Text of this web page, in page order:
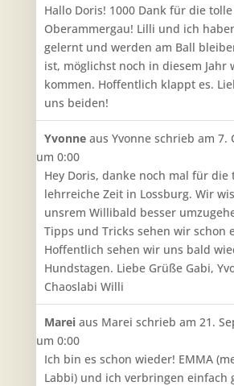
Hallo Doris! 1000 Dank für die
Oberammergau! Lilli und ich
gelernt und werden am Ball
ist, möglichst noch in diesem Jahr
kommen. Hoffentlich klappt es.
uns beiden!
Yvonne aus Yvonne schrieb am 7.
um 0:00
Hey Doris, danke noch mal für die
lehrreiche Zeit in Lossburg. Wir
unsrem Willibald besser
Tipps und Tricks sehen wir schon
Hoffentlich sehen wir uns bald
Hundstagen. Liebe Grüße Gabi,
Chaoslabi Willi
Marei aus Marei schrieb am 21.
um 0:00
Ich bin es schon wieder! EMMA
Labbi) und ich verbringen einfach